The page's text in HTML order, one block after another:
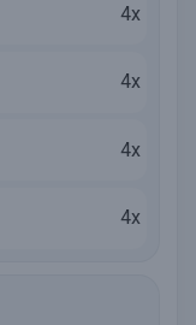
4x
4x
4x
4x